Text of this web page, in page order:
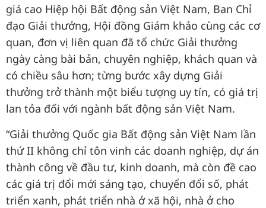
giá cao Hiệp hội Bất động sản Việt Nam, Ban Chỉ
đạo Giải thưởng, Hội đồng Giám khảo cùng các cơ
quan, đơn vị liên quan đã tổ chức Giải thưởng
ngày càng bài bản, chuyên nghiệp, khách quan và
có chiều sâu hơn; từng bước xây dựng Giải
thưởng trở thành một biểu tượng uy tín, có giá trị
lan tỏa đối với ngành bất động sản Việt Nam.
“Giải thưởng Quốc gia Bất động sản Việt Nam lần
thứ II không chỉ tôn vinh các doanh nghiệp, dự án
thành công về đầu tư, kinh doanh, mà còn đề cao
các giá trị đổi mới sáng tạo, chuyển đổi số, phát
triển xanh, phát triển nhà ở xã hội, nhà ở cho